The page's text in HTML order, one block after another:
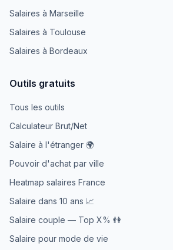
Salaires à Marseille
Salaires à Toulouse
Salaires à Bordeaux
Outils gratuits
Tous les outils
Calculateur Brut/Net
Salaire à l'étranger 🌍
Pouvoir d'achat par ville
Heatmap salaires France
Salaire dans 10 ans 📈
Salaire couple — Top X% 👫
Salaire pour mode de vie